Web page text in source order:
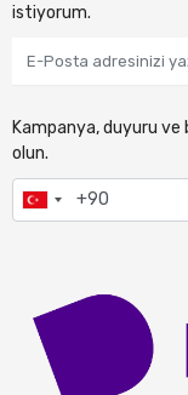
istiyorum.
Kampanya, duyuru ve
olun.